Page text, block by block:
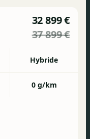
32 899 €
37 899 €
Hybride
0 g/km